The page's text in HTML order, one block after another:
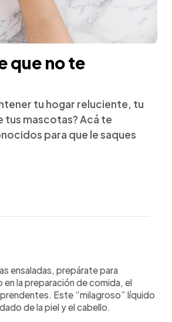
que no te
tu hogar reluciente, tu
tus mascotas? Acá te
para que le saques
ensaladas, prepárate para
en la preparación de comida, el
Este “milagroso” líquido
de la piel y el cabello.